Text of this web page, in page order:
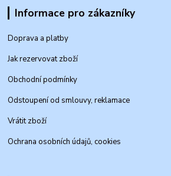
Informace pro zákazníky
Doprava a platby
Jak rezervovat zboží
Obchodní podmínky
Odstoupení od smlouvy, reklamace
Vrátit zboží
Ochrana osobních údajů, cookies